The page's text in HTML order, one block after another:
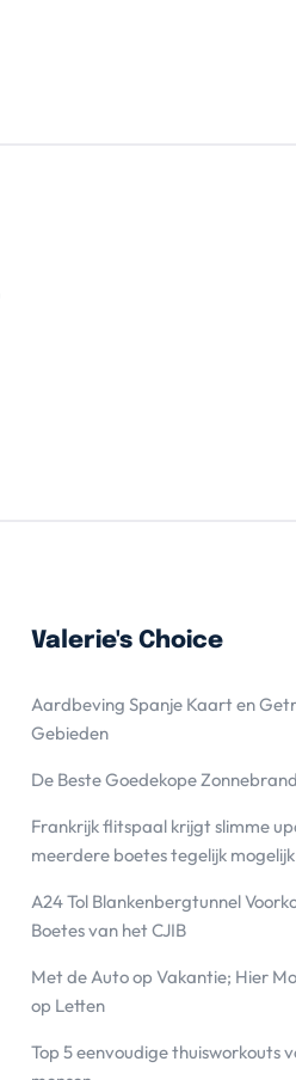
Valerie's Choice
Aardbeving Spanje Kaart en
Gebieden
De Beste Goedekope Zonnebrand
Frankrijk flitspaal krijgt slimme
meerdere boetes tegelijk mogelijk
A24 Tol Blankenbergtunnel
Boetes van het CJIB
Met de Auto op Vakantie; Hier
op Letten
Top 5 eenvoudige thuisworkouts